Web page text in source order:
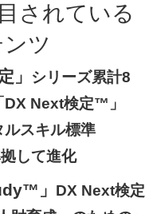
されている
ツ
」
シリーズ累計8
DX Next検定™」
スキル標準
して進化
」 DX Next検定